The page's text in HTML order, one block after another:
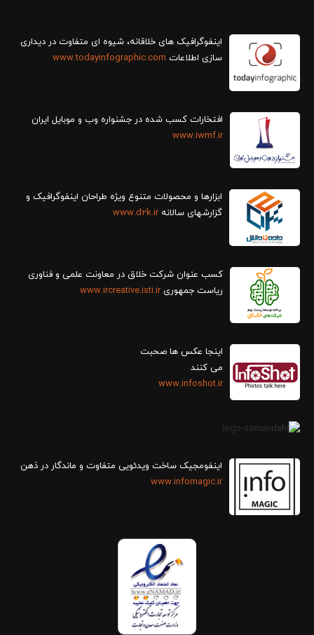
سازی اطلاعات www.todayinfographic.com
افتخارات کسب شده در جشنواره وب و موبایل ایران
www.iwmf.ir
ابزارها و محصولات متنوع ویژه طراحان اینفوگرافیک و
گزارش‎های سالانه
www.d2k.ir
کسب عنوان شرکت خلاق در معاونت علمی و فناوری
ریاست جمهوریwww.ircreative.isti.ir
اینجا عکس ها صحبت
می کنند
www.infoshot.ir
اینفومجیک ساخت ویدئویی متفاوت و ماندگار در ذهن
www.infomagic.ir